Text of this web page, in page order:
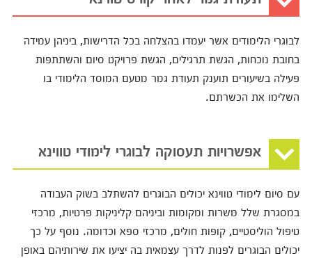
לבוגרי הלימודים אשר יעמדו בהצלחה בכל הדרישות, ביניהן עמידה
בחובת נוכחות, הגשת תרגילים, הגשת פרויקט סיום והשתתפות
פעילה בשיעורים תוענק תעודת גמר מטעם המוסד הלימודי בו
השלימו את הכשרתם.
אפשרויות תעסוקה לבוגרי לימודי טווינא
עם סיום לימודי טווינא יכולים הבוגרים להשתלב בשוק העבודה
במסגרת שלל משרות ומקומות וביניהם קליניקות פרטיות, מרכזי
טיפול הוליסטיים, קופות חולים, מרכזי ספא וכדומה. נוסף על כך
יכולים הבוגרים לפנות לדרך עצמאית בה יציעו את שירותיהם באופן